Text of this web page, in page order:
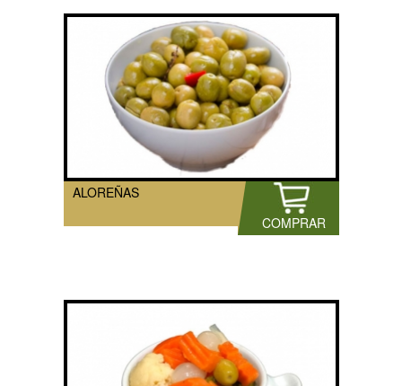
ALOREÑAS
COMPRAR